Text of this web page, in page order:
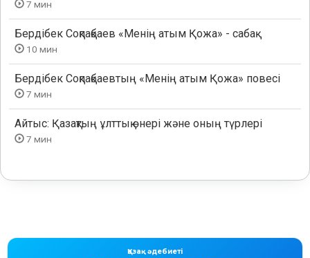
7 мин
Бердібек Соқпақбаев «Менің атым Қожа» - сабақ
10 мин
Бердібек Соқпақбаевтың «Менің атым Қожа» повесі
7 мин
Айтыс: Қазақтың ұлттық өнері және оның түрлері
7 мин
Қазақ әдебиеті